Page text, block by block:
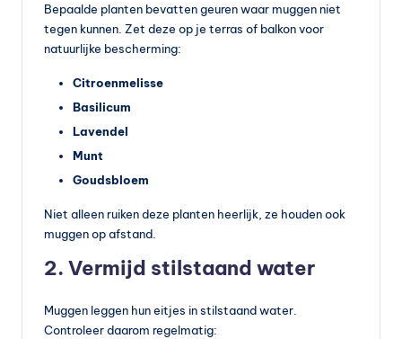
Bepaalde planten bevatten geuren waar muggen niet
tegen kunnen. Zet deze op je terras of balkon voor
natuurlijke bescherming:
Citroenmelisse
Basilicum
Lavendel
Munt
Goudsbloem
Niet alleen ruiken deze planten heerlijk, ze houden ook
muggen op afstand.
2. Vermijd stilstaand water
Muggen leggen hun eitjes in stilstaand water.
Controleer daarom regelmatig: